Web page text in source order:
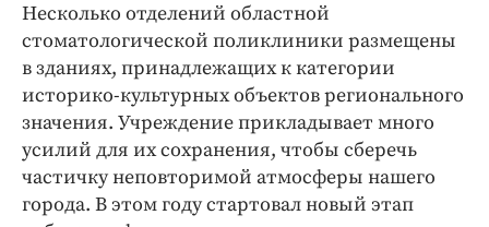
Несколько отделений областной
стоматологической поликлиники размещены
в зданиях, принадлежащих к категории
историко-­культурных объектов регионального
значения. Учреждение прикладывает много
усилий для их сохранения, чтобы сберечь
частичку неповторимой атмосферы нашего
города. В этом году стартовал новый этап